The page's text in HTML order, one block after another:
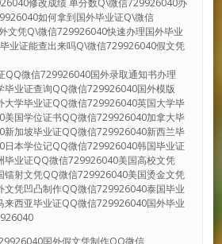
修改成绩 单分数Q\微信729926040办
如何拿到国外毕业证Q\微信
文凭Q\微信729926040快速办理国外毕业
业证能查出来吗Q\微信729926040假文凭
QQ微信729926040国外录取通知书办理
业证查询QQ微信729926040国外模版
学毕业证QQ微信729926040英国大学毕
国学位证书QQ微信729926040加拿大毕
加坡毕业证QQ微信729926040新西兰毕
本学位记QQ微信729926040韩国毕业证
业证QQ微信729926040美国高校文凭
射文凭QQ微信729926040美国烫金文凭
凭凹凸制作QQ微信729926040泰国毕业
西亚毕业证QQ微信729926040国外毕业